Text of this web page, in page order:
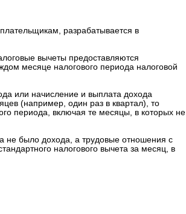
разрабатывается в
вычеты предоставляются
месяце налогового периода налоговой
или начисление и выплата дохода
(например, один раз в квартал), то
периода, включая те месяцы, в которых не
не было дохода, а трудовые отношения с
налогового вычета за месяц, в